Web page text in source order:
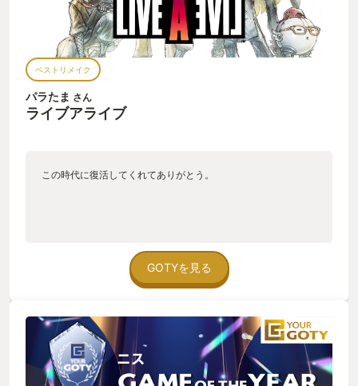
ベストリメイク
パラたま さん
ライブアライブ
この時代に復活してくれてありがとう。
GOTYを見る